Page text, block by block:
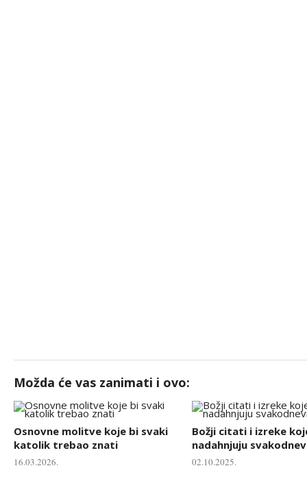
Možda će vas zanimati i ovo:
Osnovne molitve koje bi svaki
katolik trebao znati
16.03.2026.
Božji citati i izreke
nadahnjuju
02.10.2025.